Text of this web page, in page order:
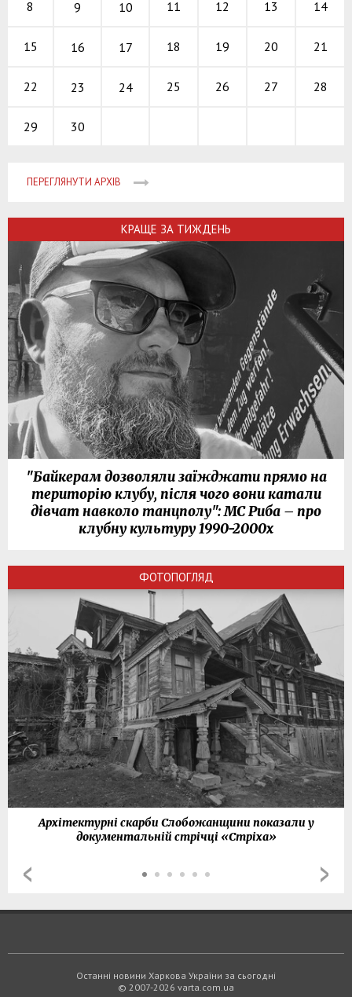
8 9 10 11 12 13 14
15 16 17 18 19 20 21
22 23 24 25 26 27 28
29 30
ПЕРЕГЛЯНУТИ АРХІВ
КРАЩЕ ЗА ТИЖДЕНЬ
"Байкерам дозволяли заїжджати прямо на
територію клубу, після чого вони катали
дівчат навколо танцполу": МС Риба – про
клубну культуру 1990-2000х
ФОТОПОГЛЯД
Архітектурні скарби Слобожанщини показали у
документальній стрічці «Стріха»
Останні новини Харкова України за сьогодні
© 2007-2026 varta.com.ua